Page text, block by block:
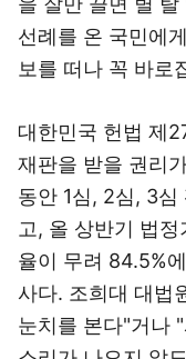
선례를 온 국민에
보를 떠나 꼭 바로
대한민국 헌법 제
재판을 받을 권리
동안 1심, 2심, 3심
고, 올 상반기 법
율이 무려 84.5%
사다. 조희대 대법
눈치를 본다"거나